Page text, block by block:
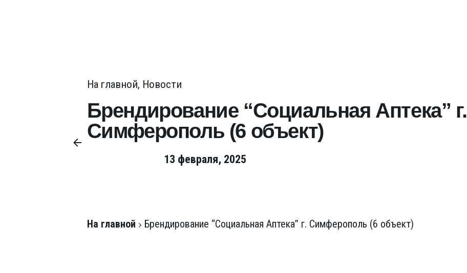
На главной Новости
Брендирование “Социальная Аптека” г.
Симферополь (6 объект)
13 февраля, 2025
На главной Брендирование “Социальная Аптека” г. Симферополь (6 объект)